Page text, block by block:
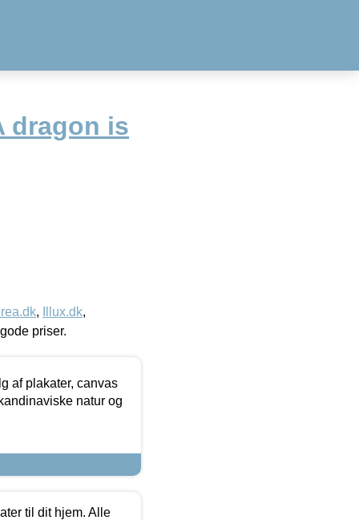
dragon is
, Illux.dk,
priser.
af plakater, canvas
natur og
til dit hjem. Alle